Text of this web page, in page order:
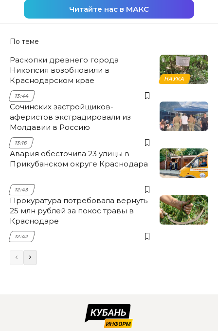
Читайте нас в МАКС
По теме
НАУКА
Раскопки древнего города
Никопсия возобновили в
Краснодарском крае
13:44
Сочинских застройщиков-
аферистов экстрадировали из
Молдавии в Россию
13:16
Авария обесточила 23 улицы в
Прикубанском округе Краснодара
12:43
Прокуратура потребовала вернуть
25 млн рублей за покос травы в
Краснодаре
12:42